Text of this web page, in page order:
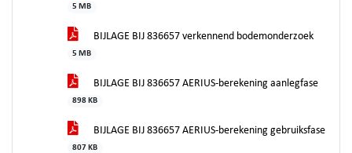
5 MB
BIJLAGE BIJ 836657 verkennend bodemonderzoek
5 MB
BIJLAGE BIJ 836657 AERIUS-berekening aanlegfase
898 KB
BIJLAGE BIJ 836657 AERIUS-berekening gebruiksfase
807 KB